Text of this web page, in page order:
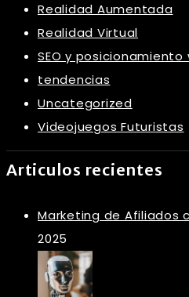
Realidad Aumentada
Realidad Virtual
SEO y posicionamiento
tendencias
Uncategorized
Videojuegos Futuristas
Articulos recientes
Marketing de Afiliados
2025